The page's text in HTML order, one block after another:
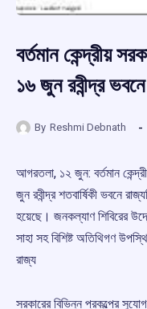
বর্তমান কেন্দ্রীয়
১৬ জুন রবীন্দ্র
By Reshmi Debnath
আগরতলা, ১২ জুন: বর্তমান
জুন রবীন্দ্র শতবার্ষিকী ভবনে
হয়েছে। জনকল্যাণ শিবিরের
সাহা সহ বিশিষ্ট অতিথিগণ
রাজ্য
সরকারের বিভিন্ন প্রকল্পের